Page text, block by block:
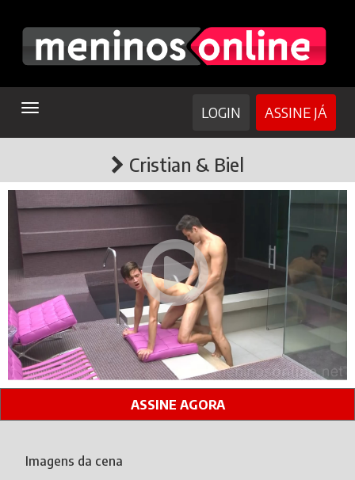
TOGGLE
ASSINE JÁ
LOGIN
Cristian & Biel
ASSINE AGORA
Imagens da cena